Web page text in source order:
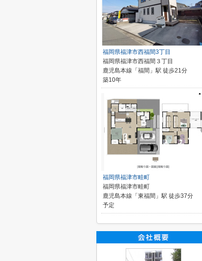
福岡県福津市西福間3丁目
福岡県福津市西福間３丁目
鹿児島本線「福間」駅 徒歩21分
築10年
福岡県福津市畦町
福岡県福津市畦町
鹿児島本線「東福間」駅 徒歩37分
予定